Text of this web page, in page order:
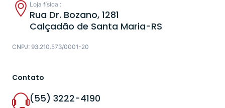
Loja física :
Rua Dr. Bozano, 1281
Calçadão de Santa Maria-RS
CNPJ: 93.210.573/0001-20
Contato
(55) 3222-4190